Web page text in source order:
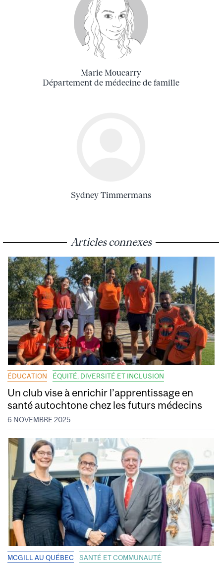
Marie Moucarry
Département de médecine de famille
Sydney Timmermans
Articles connexes
ÉDUCATION ÉQUITÉ, DIVERSITÉ ET INCLUSION
Un club vise à enrichir l’apprentissage en
santé autochtone chez les futurs médecins
6 NOVEMBRE 2025
MCGILL AU QUÉBEC SANTÉ ET COMMUNAUTÉ